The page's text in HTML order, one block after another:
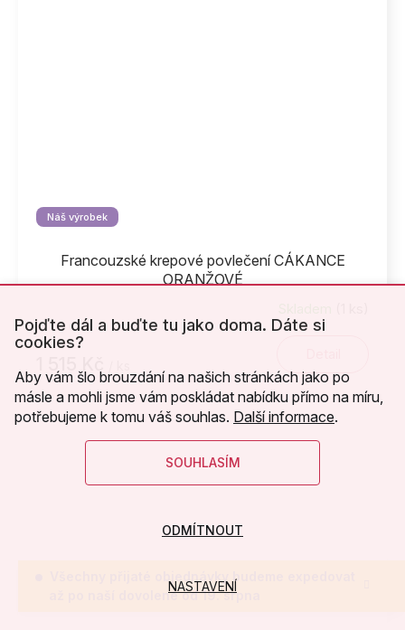
Pojďte dál a buďte tu jako doma. Dáte si
cookies?
Aby vám šlo brouzdání na našich stránkách jako po
másle a mohli jsme vám poskládat nabídku přímo na míru,
potřebujeme k tomu váš souhlas. Další informace.
SOUHLASÍM
NASTAVENÍ
ODMÍTNOUT
Všechny přijaté objednávky budeme expedovat
až po naší dovolené od 19. srpna
Náš výrobek
Francouzské krepové povlečení CÁKANCE
ORANŽOVÉ